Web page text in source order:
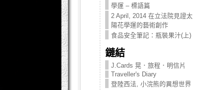
學運 – 標語篇
2 April, 2014 在立法院見證太
陽花學運的藝術創作
食品安全筆記：瓶裝果汁(上)
鏈結
J.Cards 晃．旅程．明信片
Traveller's Diary
登陸西法, 小浣熊的異想世界